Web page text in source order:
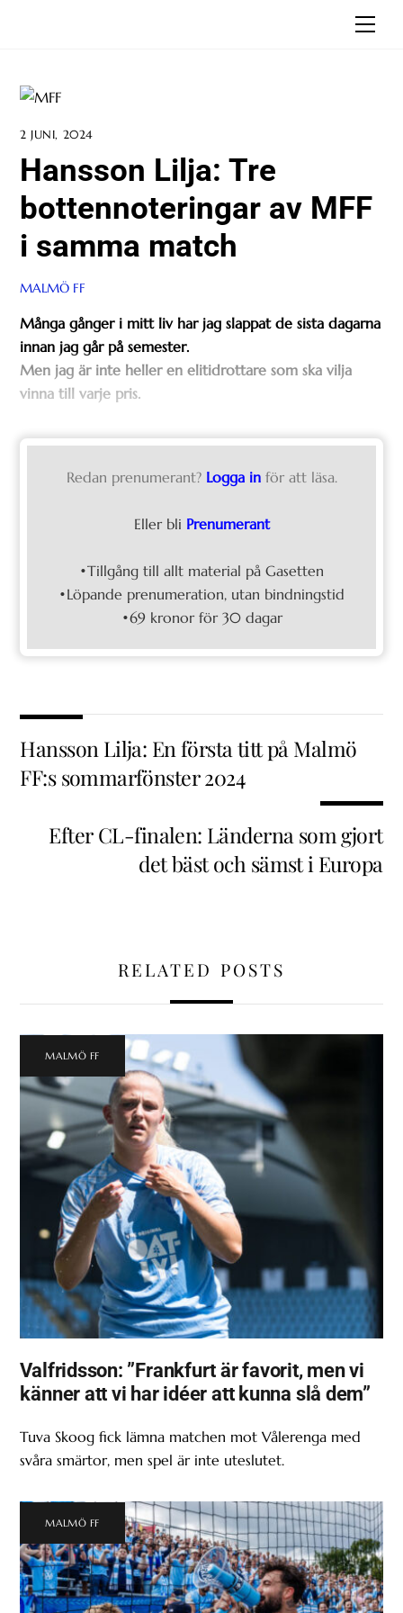
2 JUNI, 2024
Hansson Lilja: Tre
bottennoteringar av MFF
i samma match
MALMÖ FF
Många gånger i mitt liv har jag slappat de sista dagarna
innan jag går på semester.
Men jag är inte heller en elitidrottare som ska vilja
vinna till varje pris.
Redan prenumerant? Logga in för att läsa.
Eller bli Prenumerant
•Tillgång till allt material på Gasetten
•Löpande prenumeration, utan bindningstid
•69 kronor för 30 dagar
Hansson Lilja: En första titt på Malmö
FF:s sommarfönster 2024
Efter CL-finalen: Länderna som gjort
det bäst och sämst i Europa
RELATED POSTS
MALMÖ FF
Valfridsson: ”Frankfurt är favorit, men vi
känner att vi har idéer att kunna slå dem”
Tuva Skoog fick lämna matchen mot Vålerenga med
svåra smärtor, men spel är inte uteslutet.
MALMÖ FF